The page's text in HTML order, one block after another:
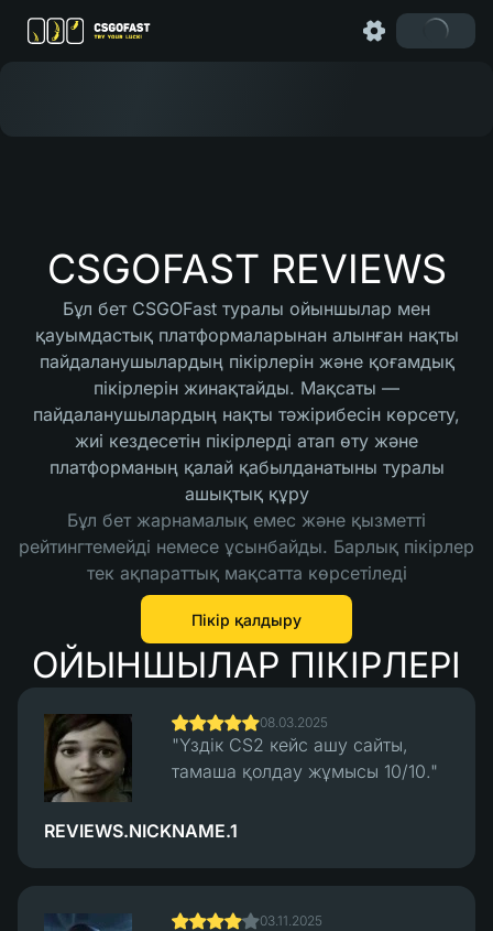
CSGOFAST REVIEWS
Бұл бет CSGOFast туралы ойыншылар мен
қауымдастық платформаларынан алынған нақты
пайдаланушылардың пікірлерін және қоғамдық
пікірлерін жинақтайды. Мақсаты —
пайдаланушылардың нақты тәжірибесін көрсету,
жиі кездесетін пікірлерді атап өту және
платформаның қалай қабылданатыны туралы
ашықтық құру
Бұл бет жарнамалық емес және қызметті
рейтингтемейді немесе ұсынбайды. Барлық пікірлер
тек ақпараттық мақсатта көрсетіледі
Пікір қалдыру
ОЙЫНШЫЛАР ПІКІРЛЕРІ
REVIEWS.NICKNAME.1
08.03.2025
"Үздік CS2 кейс ашу сайты,
тамаша қолдау жұмысы 10/10."
03.11.2025